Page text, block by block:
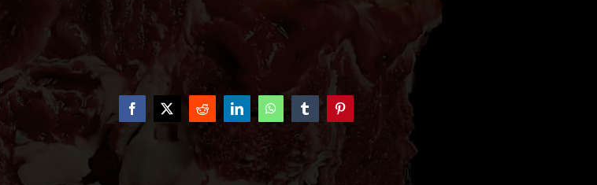
Facebook
X RedditLinkedInWhatsAppTumblrPinterest